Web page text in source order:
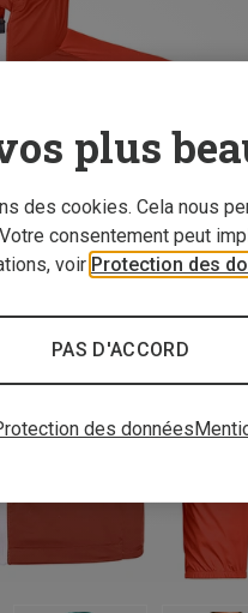
plus
des cookies. Cela nous
consentement peut
voir Protection des
PAS D'ACCORD
des données